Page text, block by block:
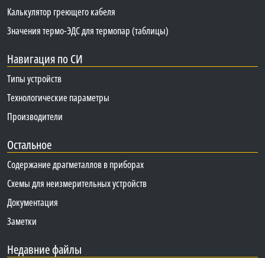
Калькулятор греющего кабеля
Значения термо-ЭДС для термопар (таблицы)
Навигация по СИ
Типы устройств
Технологические параметры
Производители
Остальное
Содержание драгметаллов в приборах
Схемы для неизмерительных устройств
Документация
Заметки
Недавние файлы